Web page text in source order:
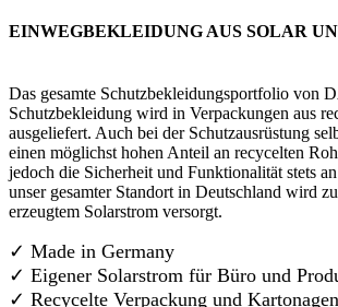
EINWEGBEKLEIDUNG AUS SOLAR
Das gesamte Schutzbekleidungsportfolio von
Schutzbekleidung wird in Verpackungen aus
ausgeliefert. Auch bei der Schutzausrüstung
einen möglichst hohen Anteil an recycelten
jedoch die Sicherheit und Funktionalität stets
unser gesamter Standort in Deutschland wird
erzeugtem Solarstrom versorgt.
✓ Made in Germany
✓ Eigener Solarstrom für Büro und
✓ Recycelte Verpackung und Kartonagen